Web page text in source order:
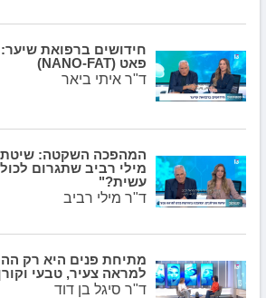
חידושים ברפואת שיער:
פאט (NANO-FAT)
ד"ר איתי ביאר
המהפכה השקטה: שיטת
מילי רביב שתגרום
עשית?"
ד"ר מילי רביב
מתיחת פנים היא רק
למראה צעיר, טבעי
ד"ר סיגל בן דוד